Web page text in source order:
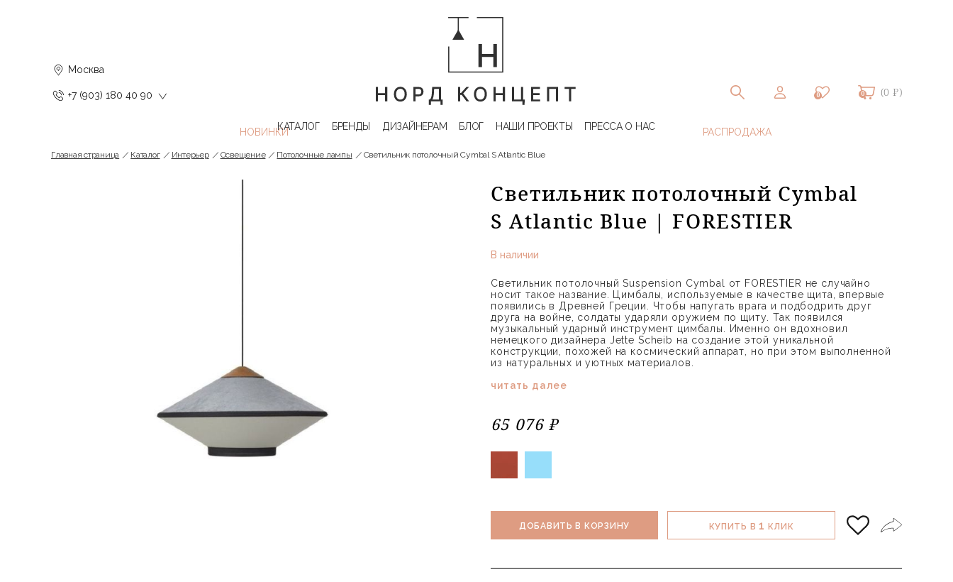
Москва
+7 (903) 180 40 90 0 0 (0 ₽)
КАТАЛОГ БРЕНДЫ ДИЗАЙНЕРАМ БЛОГ НАШИ ПРОЕКТЫ ПРЕССА О НАС
Главная страница Каталог Интерьер Освещение Потолочные лампы Светильник потолочный Cymbal S Atlantic Blue
Светильник потолочный Cymbal
S Atlantic Blue | FORESTIER
В наличии
Светильник потолочный Suspension Cymbal от FORESTIER не случайно
носит такое название. Цимбалы, используемые в качестве щита, впервые
появились в Древней Греции. Чтобы напугать врага и подбодрить друг
друга на войне, солдаты ударяли оружием по щиту. Так появился
музыкальный ударный инструмент цимбалы. Именно он вдохновил
немецкого дизайнера Jette Scheib на создание этой уникальной
конструкции, похожей на космический аппарат, но при этом выполненной
из натуральных и уютных материалов.
читать далее
65 076 ₽
ДОБАВИТЬ В КОРЗИНУ КУПИТЬ В1 КЛИК